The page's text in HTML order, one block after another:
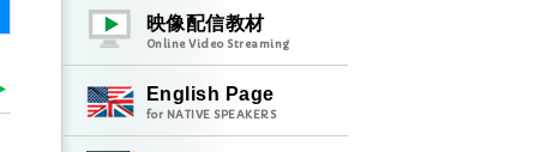
映像配信教材
Online Video Streaming
English Page
for NATIVE SPEAKERS